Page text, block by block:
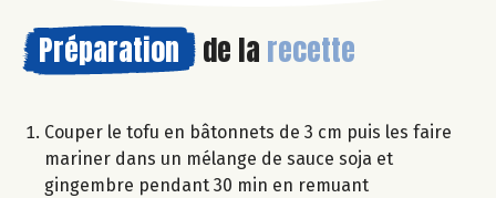
Préparation de la recette
Couper le tofu en bâtonnets de 3 cm puis les faire
mariner dans un mélange de sauce soja et
gingembre pendant 30 min en remuant